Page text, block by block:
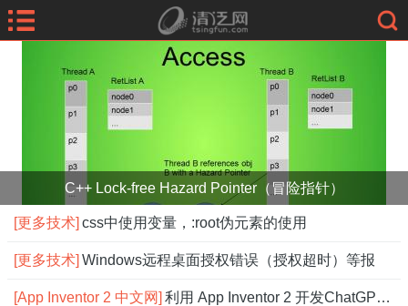
C++ Lock-free Hazard Pointer（冒险指针）
[更多技术] css中使用变量，:root伪元素的使用
[更多技术] Windows远程桌面授权错误（授权超时）等报
[App Inventor 2 中文网] 利用 App Inventor 2 开发ChatGPT应用